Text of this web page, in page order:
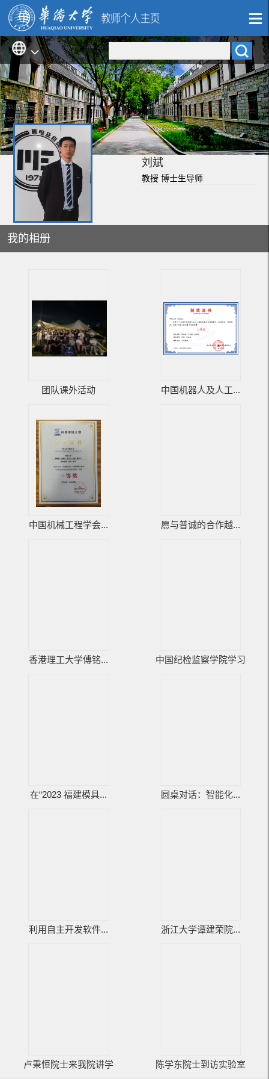
刘斌
教授 博士生导师
我的相册
团队课外活动 中国机器人及人工...
中国机械工程学会... 愿与普诚的合作越...
香港理工大学傅铭... 中国纪检监察学院学习
在“2023 福建模具... 圆桌对话：智能化...
利用自主开发软件... 浙江大学谭建荣院...
卢秉恒院士来我院讲学 陈学东院士到访实验室